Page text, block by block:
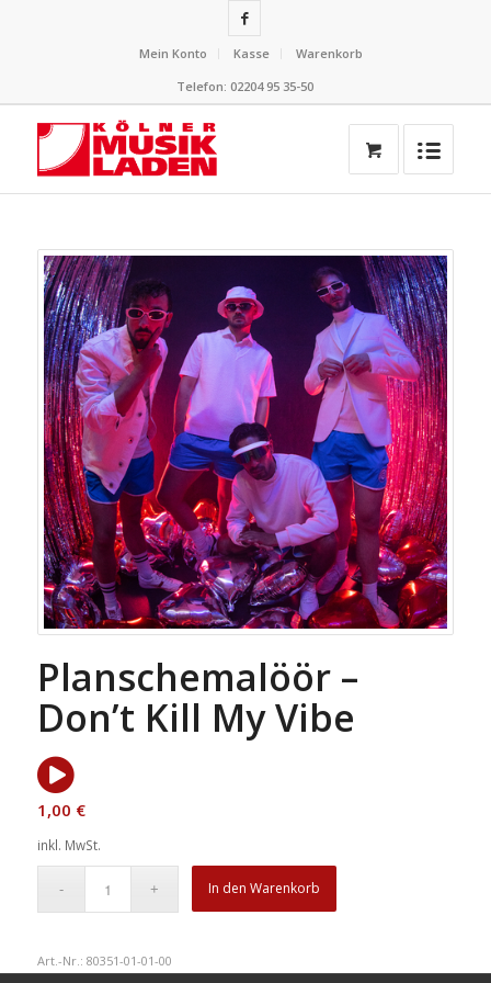
Mein Konto Kasse
Warenkorb
Telefon: 02204 95 35-50
Planschemalöör –
Don’t Kill My Vibe
1,00 €
inkl. MwSt.
In den Warenkorb
Art.-Nr.: 80351-01-01-00